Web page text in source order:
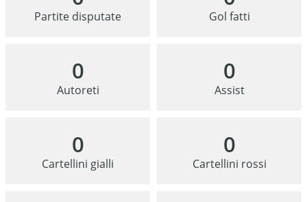
Partite disputate Gol fatti
0
Autoreti
0
Assist
0
Cartellini gialli
0
Cartellini rossi